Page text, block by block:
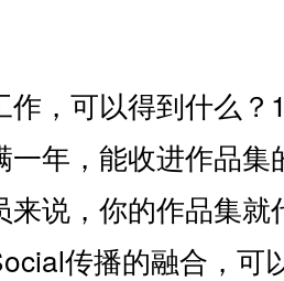
作，可以得到什么
一年，能收进作品
来说，你的作品集
传播的融合，可